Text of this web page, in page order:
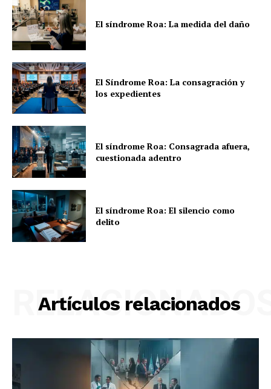
El síndrome Roa: La medida del daño
El Síndrome Roa: La consagración y
los expedientes
El síndrome Roa: Consagrada afuera,
cuestionada adentro
El síndrome Roa: El silencio como
delito
Artículos relacionados